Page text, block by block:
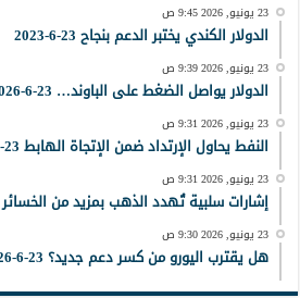
23 يونيو, 2026 9:45 ص
الدولار الكندي يختبر الدعم بنجاح 23-6-2023
23 يونيو, 2026 9:39 ص
الدولار يواصل الضغط على الباوند… 23-6-2026
23 يونيو, 2026 9:31 ص
النفط يحاول الإرتداد ضمن الإتجاة الهابط 23-6-2026
23 يونيو, 2026 9:31 ص
إشارات سلبية تُهدد الذهب بمزيد من الخسائر 23-6-2026
23 يونيو, 2026 9:30 ص
هل يقترب اليورو من كسر دعم جديد؟ 23-6-2026